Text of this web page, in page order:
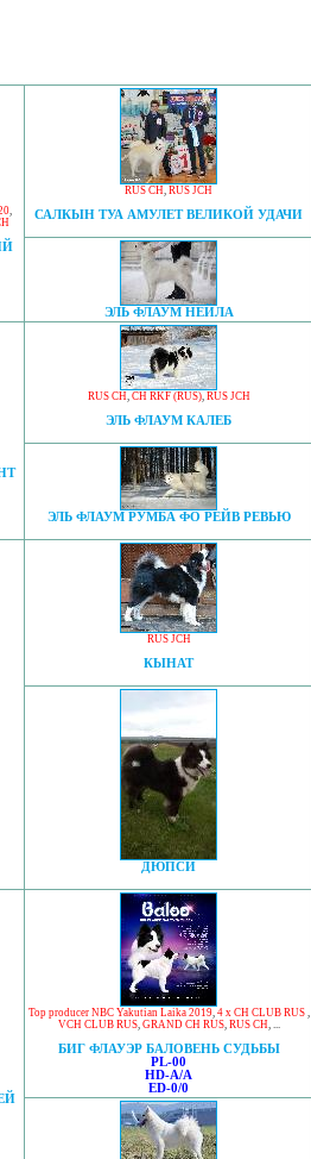
,
RUS CH, RUS JCH
САЛКЫН ТУА АМУЛЕТ ВЕЛИКОЙ УДАЧИ
ЭЛЬ ФЛАУМ НЕЙЛА
RUS CH, CH RKF (RUS), RUS JCH
ЭЛЬ ФЛАУМ КАЛЕБ
ЭЛЬ ФЛАУМ РУМБА ФО РЕЙВ РЕВЬЮ
RUS JCH
КЫНАТ
ДЮПСИ
Top producer NBC Yakutian Laika 2019, 4 x CH CLUB RUS,
VCH CLUB RUS, GRAND CH RUS, RUS CH, ...
БИГ ФЛАУЭР БАЛОВЕНЬ СУДЬБЫ
PL-00
HD-A/A
ED-0/0